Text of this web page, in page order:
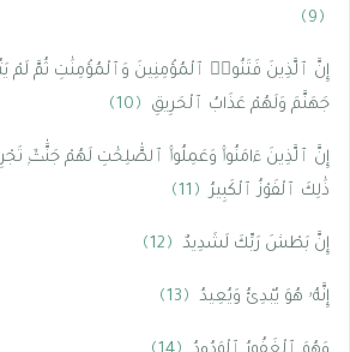
﴿9﴾
إِنَّ ٱلَّذِينَ فَتَنُوا۟ ٱلْمُؤْمِنِينَ وَٱلْمُؤْمِنَٰتِ ثُمَّ لَمْ
جَهَنَّمَ وَلَهُمْ عَذَابُ ٱلْحَرِيقِ
﴿10﴾
إِنَّ ٱلَّذِينَ ءَامَنُوا۟ وَعَمِلُوا۟ ٱلصَّٰلِحَٰتِ لَهُمْ جَنَّٰتٌۭ
ذَٰلِكَ ٱلْفَوْزُ ٱلْكَبِيرُ
﴿11﴾
إِنَّ بَطْشَ رَبِّكَ لَشَدِيدٌ ﴿12﴾
إِنَّهُۥ هُوَ يُبْدِئُ وَيُعِيدُ ﴿13﴾